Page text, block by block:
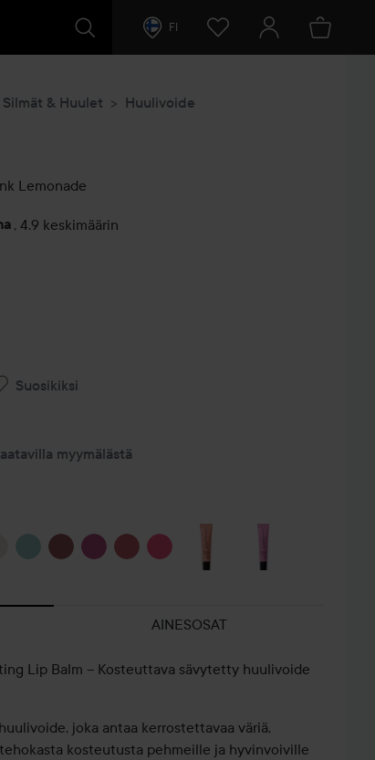
FI
Silmät & Huulet Huulivoide
Lemonade
, 4.9 keskimäärin
Suosikiksi
myymälästä
AINESOSAT
Lip Balm – Kosteuttava sävytetty huulivoide
joka antaa kerrostettavaa väriä,
kosteutusta pehmeille ja hyvinvoiville